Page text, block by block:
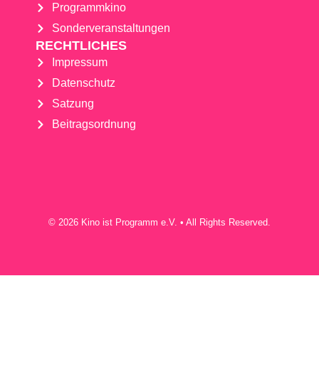
Programmkino
Sonderveranstaltungen
RECHTLICHES
Impressum
Datenschutz
Satzung
Beitragsordnung
© 2026 Kino ist Programm e.V. • All Rights Reserved.